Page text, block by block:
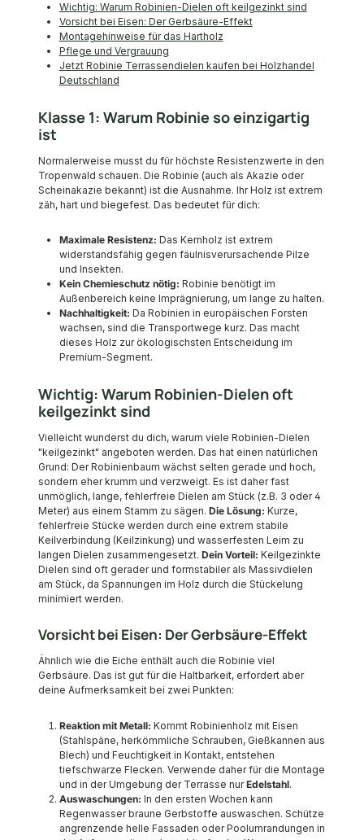
Wichtig: Warum Robinien-Dielen oft keilgezinkt sind
Vorsicht bei Eisen: Der Gerbsäure-Effekt
Montagehinweise für das Hartholz
Pflege und Vergrauung
Jetzt Robinie Terrassendielen kaufen bei Holzhandel
Deutschland
Klasse 1: Warum Robinie so einzigartig
ist
Normalerweise musst du für höchste Resistenzwerte in den
Tropenwald schauen. Die Robinie (auch als Akazie oder
Scheinakazie bekannt) ist die Ausnahme. Ihr Holz ist extrem
zäh, hart und biegefest. Das bedeutet für dich:
Maximale Resistenz: Das Kernholz ist extrem
widerstandsfähig gegen fäulnisverursachende Pilze
und Insekten.
Kein Chemieschutz nötig: Robinie benötigt im
Außenbereich keine Imprägnierung, um lange zu halten.
Nachhaltigkeit: Da Robinien in europäischen Forsten
wachsen, sind die Transportwege kurz. Das macht
dieses Holz zur ökologischsten Entscheidung im
Premium-Segment.
Wichtig: Warum Robinien-Dielen oft
keilgezinkt sind
Vielleicht wunderst du dich, warum viele Robinien-Dielen
"keilgezinkt" angeboten werden. Das hat einen natürlichen
Grund: Der Robinienbaum wächst selten gerade und hoch,
sondern eher krumm und verzweigt. Es ist daher fast
unmöglich, lange, fehlerfreie Dielen am Stück (z.B. 3 oder 4
Meter) aus einem Stamm zu sägen. Die Lösung: Kurze,
fehlerfreie Stücke werden durch eine extrem stabile
Keilverbindung (Keilzinkung) und wasserfesten Leim zu
langen Dielen zusammengesetzt. Dein Vorteil: Keilgezinkte
Dielen sind oft gerader und formstabiler als Massivdielen
am Stück, da Spannungen im Holz durch die Stückelung
minimiert werden.
Vorsicht bei Eisen: Der Gerbsäure-Effekt
Ähnlich wie die Eiche enthält auch die Robinie viel
Gerbsäure. Das ist gut für die Haltbarkeit, erfordert aber
deine Aufmerksamkeit bei zwei Punkten:
Reaktion mit Metall: Kommt Robinienholz mit Eisen
(Stahlspäne, herkömmliche Schrauben, Gießkannen aus
Blech) und Feuchtigkeit in Kontakt, entstehen
tiefschwarze Flecken. Verwende daher für die Montage
und in der Umgebung der Terrasse nurEdelstahl.
Auswaschungen: In den ersten Wochen kann
Regenwasser braune Gerbstoffe auswaschen. Schütze
angrenzende helle Fassaden oder Poolumrandungen in